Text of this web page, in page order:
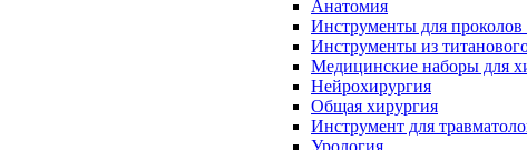
Анатомия
Инструменты для
Инструменты из
Медицинские наборы для
Нейрохирургия
Общая хирургия
Инструмент для
Урология